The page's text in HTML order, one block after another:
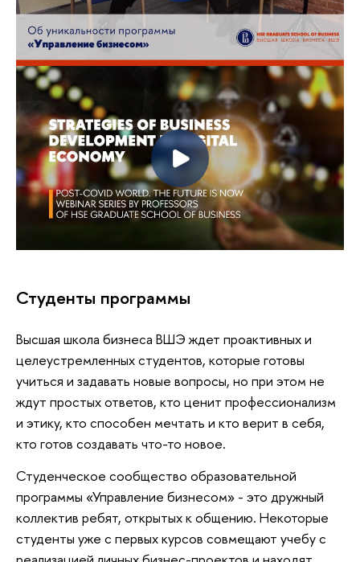
Студенты программы
Высшая школа бизнеса ВШЭ ждет проактивных и
целеустремленных студентов, которые готовы
учиться и задавать новые вопросы, но при этом не
ждут простых ответов, кто ценит профессионализм
и этику, кто способен мечтать и кто верит в себя,
кто готов создавать что-то новое.
Студенческое сообщество образовательной
программы «Управление бизнесом» - это дружный
коллектив ребят, открытых к общению. Некоторые
студенты уже с первых курсов совмещают учебу с